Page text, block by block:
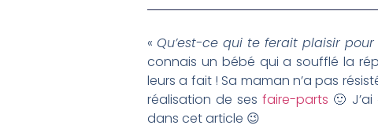
« Qu’est-ce qui te ferait plaisir pour
connais un bébé qui a soufflé la
leurs a fait ! Sa maman n’a pas
réalisation de ses faire-parts 🙂
dans cet article 😉